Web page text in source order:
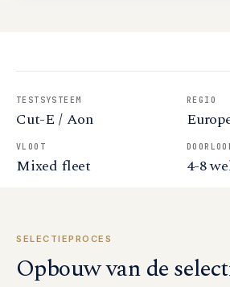
TESTSYSTEEM
Cut-E / Aon
REGIO
VLOOT
Mixed fleet 4-8
SELECTIEPROCES
Opbouw van de